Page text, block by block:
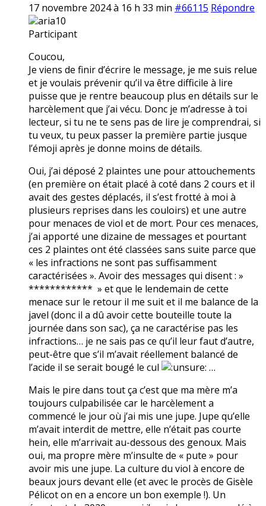
17 novembre 2024 à 16 h 33 min #66115 Répondre
aria10
Participant
Coucou,
Je viens de finir d’écrire le message, je me suis relue
et je voulais prévenir qu’il va être difficile à lire
puisse que je rentre beaucoup plus en détails sur le
harcèlement que j’ai vécu. Donc je m’adresse à toi
lecteur, si tu ne te sens pas de lire je comprendrai, si
tu veux, tu peux passer la première partie jusque
l’émoji après je donne moins de détails.
Oui, j’ai déposé 2 plaintes une pour attouchements
(en première on était placé à coté dans 2 cours et il
avait des gestes déplacés, il s’est frotté à moi à
plusieurs reprises dans les couloirs) et une autre
pour menaces de viol et de mort. Pour ces menaces,
j’ai apporté une dizaine de messages et pourtant
ces 2 plaintes ont été classées sans suite parce que
« les infractions ne sont pas suffisamment
caractérisées ». Avoir des messages qui disent : »
************ » et que le lendemain de cette
menace sur le retour il me suit et il me balance de la
javel (donc il a dû avoir cette bouteille toute la
journée dans son sac), ça ne caractérise pas les
infractions… je ne sais pas ce qu’il leur faut d’autre,
peut-être que s’il m’avait réellement balancé de
l’acide il se serait bougé le cul
…
Mais le pire dans tout ça c’est que ma mère m’a
toujours culpabilisée car le harcèlement a
commencé le jour où j’ai mis une jupe. Jupe qu’elle
m’avait interdit de mettre, elle n’était pas courte
hein, elle m’arrivait au-dessous des genoux. Mais
oui, ma propre mère m’insulte de « pute » pour
avoir mis une jupe. La culture du viol à encore de
beaux jours devant elle (et avec le procès de Gisèle
Pélicot on en a encore un bon exemple !). Un